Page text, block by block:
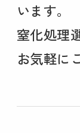
います。
窒化処理
お気軽に